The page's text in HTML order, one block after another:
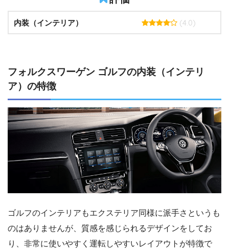
内装（インテリア） (4.0)
フォルクスワーゲン ゴルフの内装（インテリ
ア）の特徴
ゴルフのインテリアもエクステリア同様に派手さというも
のはありませんが、質感を感じられるデザインをしてお
り、非常に使いやすく運転しやすいレイアウトが特徴で